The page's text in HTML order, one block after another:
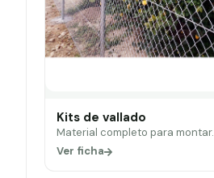
Kits de vallado
Material completo para montar.
Ver ficha